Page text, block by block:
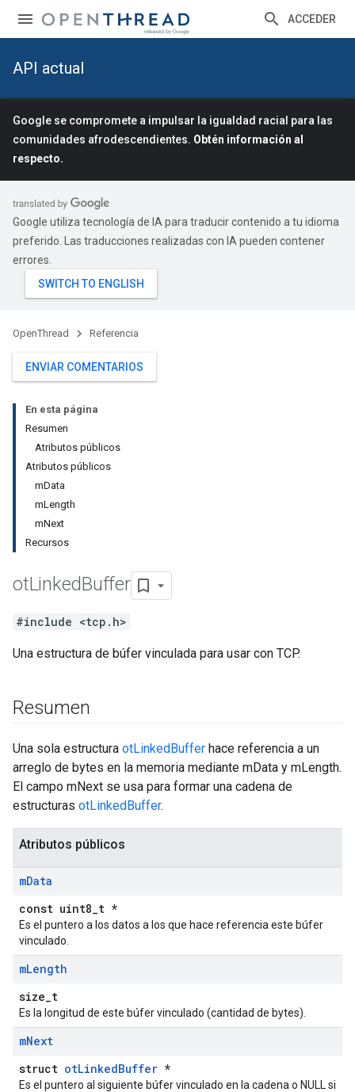
ACCEDER
API actual
Google se compromete a impulsar la igualdad racial para las
comunidades afrodescendientes. Obtén información al
respecto.
Google utiliza tecnología de IA para traducir contenido a tu idioma
preferido. Las traducciones realizadas con IA pueden contener
errores.
OpenThread Referencia
ENVIAR COMENTARIOS
En esta página
Resumen
Atributos públicos
Atributos públicos
mData
mLength
mNext
Recursos
otLinkedBuffer
#include <tcp.h>
Una estructura de búfer vinculada para usar con TCP.
Resumen
Una sola estructura otLinkedBuffer hace referencia a un
arreglo de bytes en la memoria mediante mData y mLength.
El campo mNext se usa para formar una cadena de
estructuras otLinkedBuffer.
Atributos públicos
mData
const uint8_t *
Es el puntero a los datos a los que hace referencia este búfer
vinculado.
mLength
size_t
Es la longitud de este búfer vinculado (cantidad de bytes).
mNext
struct otLinkedBuffer *
Es el puntero al siguiente búfer vinculado en la cadena o NULL si